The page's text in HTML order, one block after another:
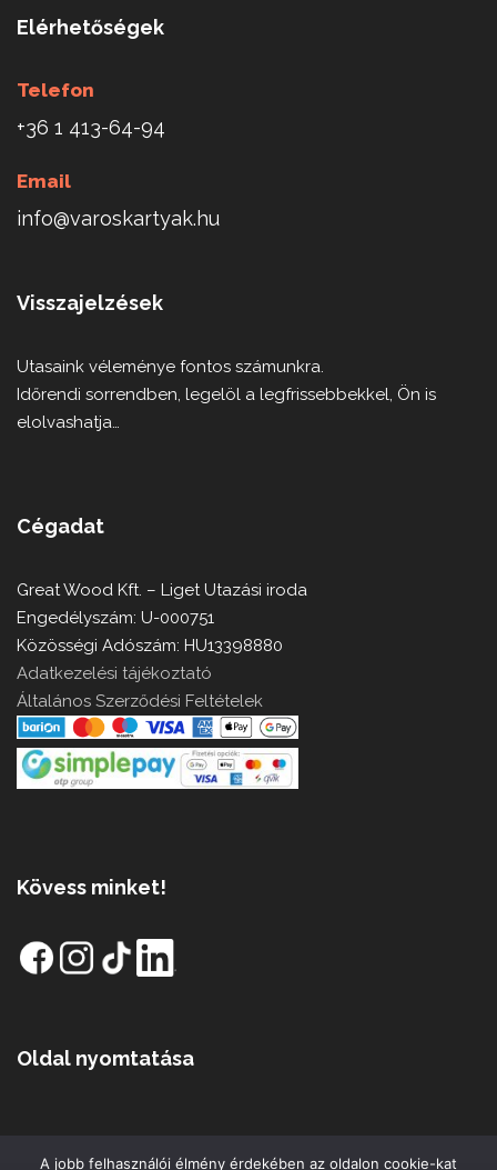
Elérhetőségek
Telefon
+36 1 413-64-94
Email
info@varoskartyak.hu
Visszajelzések
Utasaink véleménye fontos számunkra.
Időrendi sorrendben, legelöl a legfrissebbekkel, Ön is
elolvashatja…
Cégadat
Great Wood Kft. – Liget Utazási iroda
Engedélyszám: U-000751
Közösségi Adószám: HU13398880
Adatkezelési tájékoztató
Általános Szerződési Feltételek
Kövess minket!
Oldal nyomtatása
A jobb felhasználói élmény érdekében az oldalon cookie-kat